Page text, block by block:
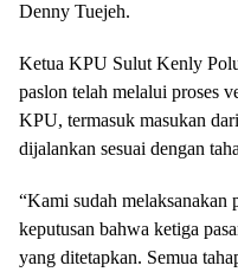
Denny Tuejeh.
Ketua KPU Sulut Kenly
paslon telah melalui proses
KPU, termasuk masukan
dijalankan sesuai dengan
“Kami sudah melaksanakan
keputusan bahwa ketiga
yang ditetapkan. Semua